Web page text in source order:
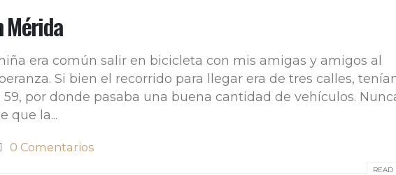
Mérida
era común salir en bicicleta con mis amigas y amigos al
Si bien el recorrido para llegar era de tres calles,
por donde pasaba una buena cantidad de vehículos.
que la...
0 Comentarios
READ